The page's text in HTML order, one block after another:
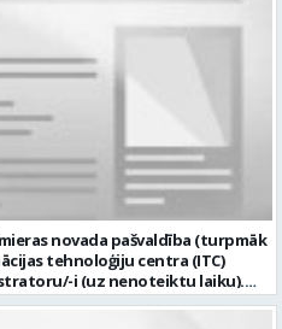
novada pašvaldība (turpmāk
tehnoloģiju centra (ITC)
i (uz nenoteiktu laiku).
apvienību teritorijās Ja Tev ir